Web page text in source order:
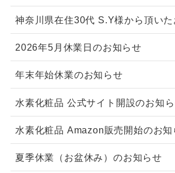
神奈川県在住30代 S.Y様から頂いた
2026年5月休業日のお知らせ
年末年始休業のお知らせ
水素化粧品 公式サイト開設のお知
水素化粧品 Amazon販売開始のお知
夏季休業（お盆休み）のお知らせ